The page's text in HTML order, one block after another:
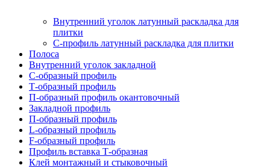
Внутренний уголок латунный раскладка для
плитки
С-профиль латунный раскладка для плитки
Полоса
Внутренний уголок закладной
С-образный профиль
Т-образный профиль
П-образный профиль окантовочный
Закладной профиль
П-образный профиль
L-образный профиль
F-образный профиль
Профиль вставка Т-образная
Клей монтажный и стыковочный